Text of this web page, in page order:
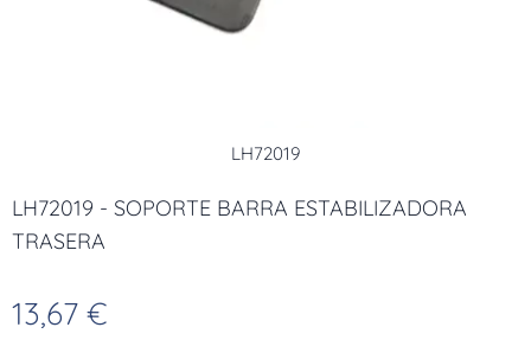
LH72019
LH72019 - SOPORTE BARRA ESTABILIZADORA
TRASERA
13,67 €